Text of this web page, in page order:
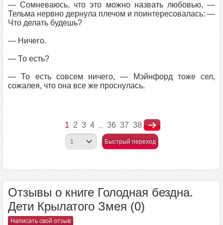
— Сомневаюсь, что это можно назвать любовью, —
Тельма нервно дернула плечом и поинтересовалась: —
Что делать будешь?
— Ничего.
— То есть?
— То есть совсем ничего, — Мэйнфорд тоже сел,
сожалея, что она все же проснулась.
1 2 3 4 ... 36 37 38
Быстрый переход
Отзывы о книге Голодная бездна.
Дети Крылатого Змея (0)
Написать свой отзыв